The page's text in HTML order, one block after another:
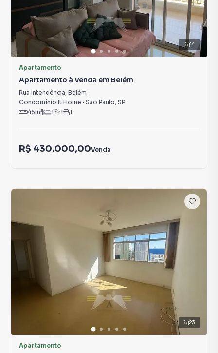
14
Apartamento
Apartamento à Venda em Belém
Rua Intendência, Belém
Condomínio It Home · São Paulo, SP
45m² 1 1 1
R$ 430.000,00Venda
23
Apartamento